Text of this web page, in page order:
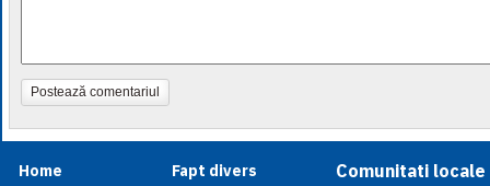
Postează comentariul
Home
Fapt divers
Comunitati locale